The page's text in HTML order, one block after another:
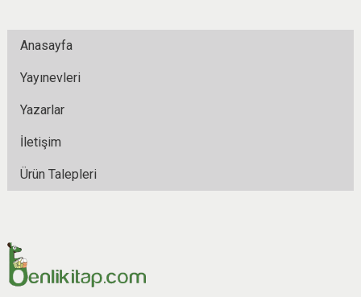
Anasayfa
Yayınevleri
Yazarlar
İletişim
Ürün Talepleri